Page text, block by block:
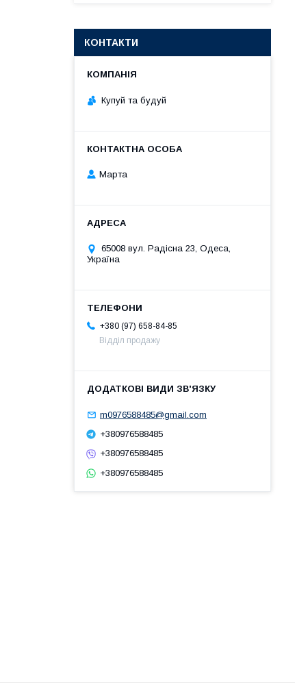
КОНТАКТИ
Купуй та будуй
Марта
65008 вул. Радісна 23, Одеса,
Україна
+380 (97) 658-84-85
Відділ продажу
m0976588485@gmail.com
+380976588485
+380976588485
+380976588485